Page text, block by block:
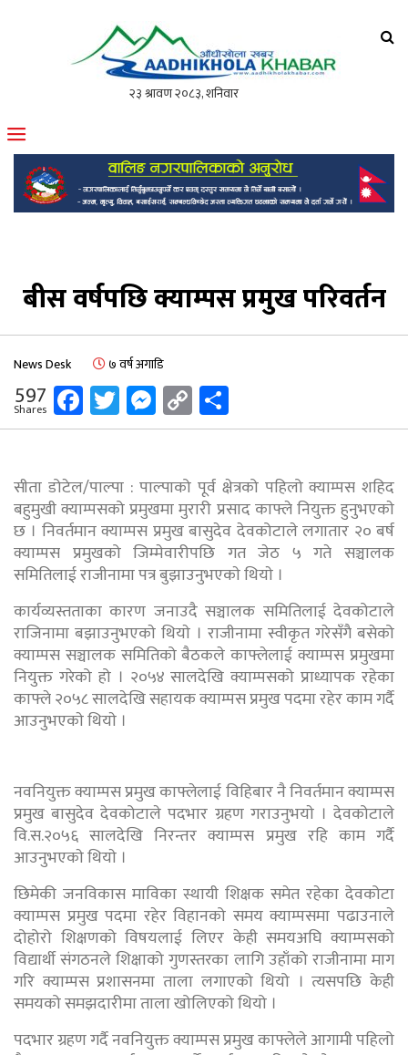
मोफसलकै लोकप्रिय अनलाइन पत्रिका
बीस वर्षपछि क्याम्पस प्रमुख परिवर्तन
News Desk ७ वर्ष अगाडि
597
Shares Facebook
Twitter
Messenger
Copy
Link
सीता डोटेल/पाल्पा : पाल्पाको पूर्व क्षेत्रको पहिलो क्याम्पस शहिद
बहुमुखी क्याम्पसको प्रमुखमा मुरारी प्रसाद काफ्ले नियुक्त हुनुभएकाे
छ । निवर्तमान क्याम्पस प्रमुख बासुदेव देवकोटाले लगातार २० बर्ष
क्याम्पस प्रमुखको जिम्मेवारीपछि गत जेठ ५ गते सञ्चालक
समितिलाई राजीनामा पत्र बुझाउनुभएकाे थियाे ।
कार्यव्यस्तताका कारण जनाउदै सञ्चालक समितिलाई देवकोटाले
राजिनामा बझाउनुभएकाे थियाे । राजीनामा स्वीकृत गरेसँगै बसेको
क्याम्पस सञ्चालक समितिको बैठकले काफ्लेलाई क्याम्पस प्रमुखमा
नियुक्त गरेको हो । २०५४ सालदेखि क्याम्पसको प्राध्यापक रहेका
काफ्ले २०५८ सालदेखि सहायक क्याम्पस प्रमुख पदमा रहेर काम गर्दै
आउनुभएकाे थियाे ।
नवनियुक्त क्याम्पस प्रमुख काफ्लेलाई विहिबार नै निवर्तमान क्याम्पस
प्रमुख बासुदेव देवकोटाले पदभार ग्रहण गराउनुभयाे । देवकोटाले
वि.स.२०५६ सालदेखि निरन्तर क्याम्पस प्रमुख रहि काम गर्दै
आउनुभएकाे थियाे ।
छिमेकी जनविकास माविका स्थायी शिक्षक समेत रहेका देवकोटा
क्याम्पस प्रमुख पदमा रहेर विहानको समय क्याम्पसमा पढाउनाले
दोहोरो शिक्षणको विषयलाई लिएर केही समयअघि क्याम्पसको
विद्यार्थी संगठनले शिक्षाको गुणस्तरका लागि उहाँको राजीनामा माग
गरि क्याम्पस प्रशासनमा ताला लगाएको थियो । त्यसपछि केही
समयको समझदारीमा ताला खोलिएको थियो ।
पदभार ग्रहण गर्दै नवनियुक्त क्याम्पस प्रमुख काफ्लेले आगामी पहिलो